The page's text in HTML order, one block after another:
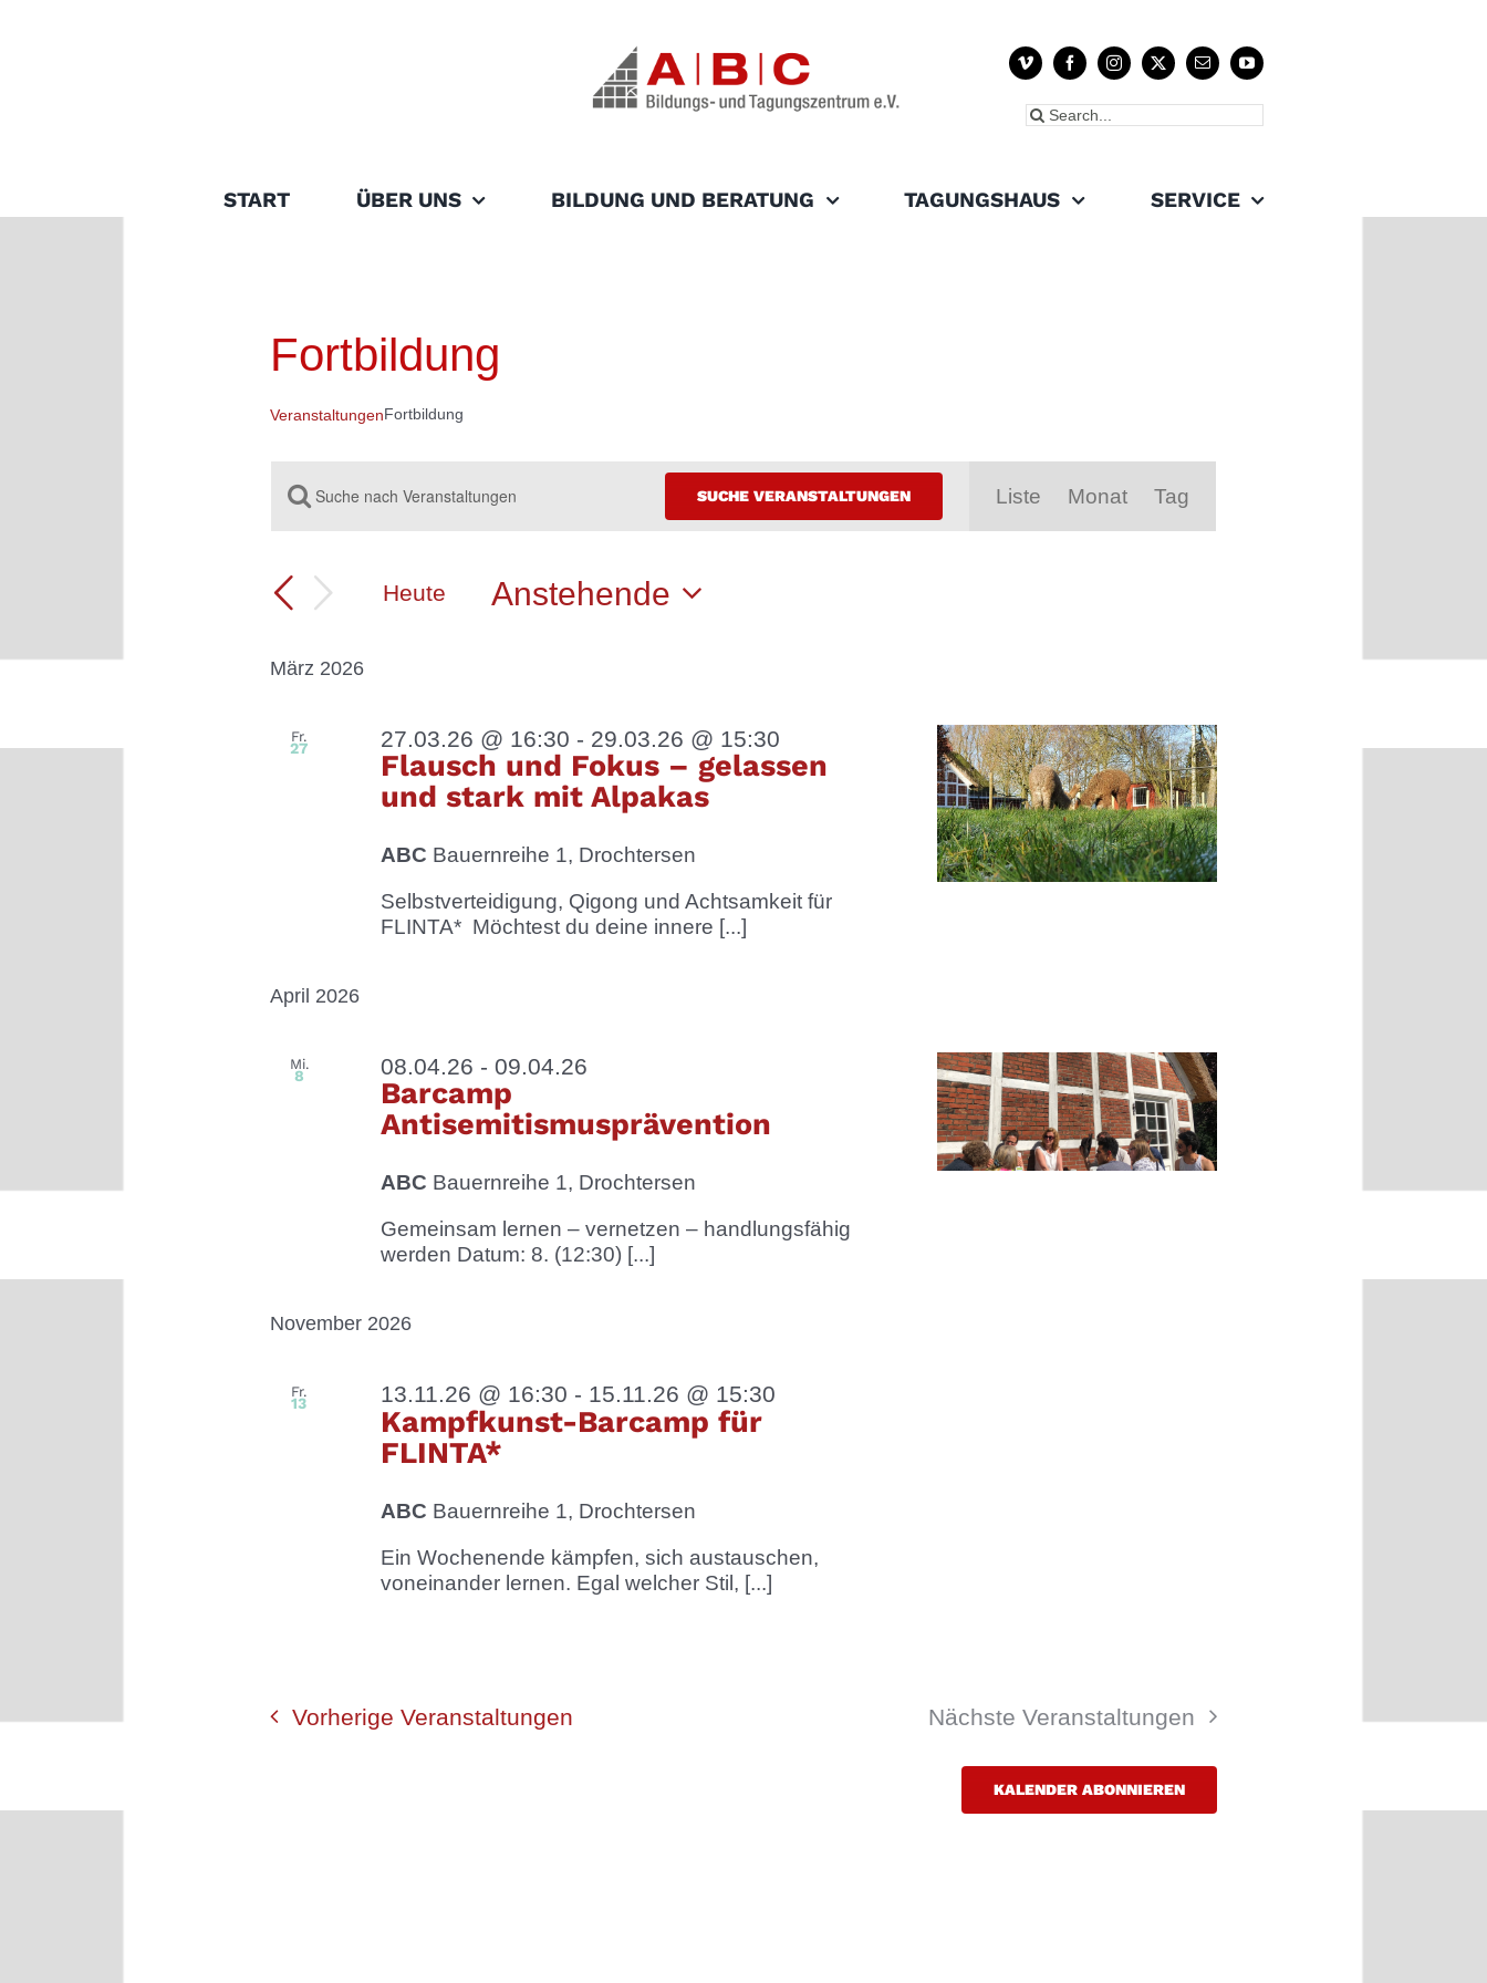
Suche
START ÜBER UNS BILDUNG UND BERATUNG TAGUNGSHAUS SERVICE
Fortbildung
VeranstaltungenFortbildung
VERANSTALTUNGEN
UND
ANSICHTEN,
NAVIGATION
Bitte
Schlüsselwort
nach
Veranstaltungen
SUCHE VERANSTALTUNGEN
Ansichten-
Navigation
Liste Monat Tag
Heute
Anstehende
März 2026
Fr.
27 27.03.26 @ 16:30 - 29.03.26 @ 15:30
Flausch und Fokus – gelassen
und stark mit Alpakas
ABC Bauernreihe 1, Drochtersen
Selbstverteidigung, Qigong und Achtsamkeit für
FLINTA* Möchtest du deine innere [...]
April 2026
Mi.
8 08.04.26 -09.04.26
Barcamp
Antisemitismusprävention
ABC Bauernreihe 1, Drochtersen
Gemeinsam lernen – vernetzen – handlungsfähig
werden Datum: 8. (12:30) [...]
November 2026
Fr.
13 13.11.26 @ 16:30 - 15.11.26 @ 15:30
Kampfkunst-Barcamp für
FLINTA*
ABC Bauernreihe 1, Drochtersen
Ein Wochenende kämpfen, sich austauschen,
voneinander lernen. Egal welcher Stil, [...]
Vorherige Veranstaltungen NächsteVeranstaltungen
KALENDER ABONNIEREN